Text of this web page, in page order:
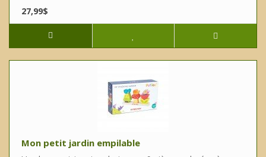
27,99$
Mon petit jardin empilable